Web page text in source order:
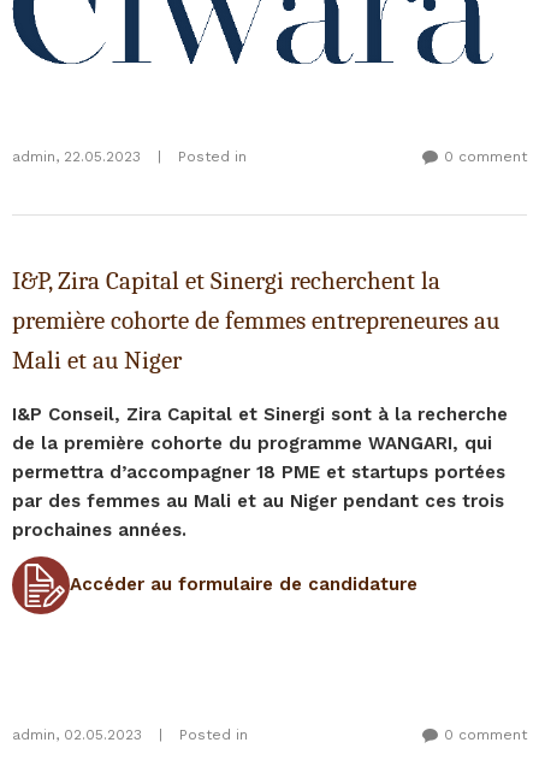
admin, 22.05.2023 Posted in 0 comment
I&P, Zira Capital et Sinergi recherchent la
première cohorte de femmes entrepreneures au
Mali et au Niger
I&P Conseil, Zira Capital et Sinergi sont à la recherche
de la première cohorte du programme WANGARI, qui
permettra d’accompagner 18 PME et startups portées
par des femmes au Mali et au Niger pendant ces trois
prochaines années.
Accéder au formulaire de candidature
admin, 02.05.2023 Posted in 0 comment